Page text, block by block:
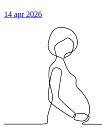
14 apr 2026